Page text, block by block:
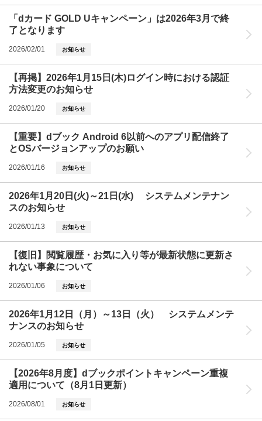
「dカード GOLD Uキャンペーン」は2026年3月で終
了となります
2026/02/01 お知らせ
【再掲】2026年1月15日(木)ログイン時における認証
方法変更のお知らせ
2026/01/20 お知らせ
【重要】dブック Android 6以前へのアプリ配信終了
とOSバージョンアップのお願い
2026/01/16 お知らせ
2026年1月20日(火)～21日(水) システムメンテナン
スのお知らせ
2026/01/13 お知らせ
【復旧】閲覧履歴・お気に入り等が最新状態に更新さ
れない事象について
2026/01/06 お知らせ
2026年1月12日（月）～13日（火） システムメンテ
ナンスのお知らせ
2026/01/05 お知らせ
【2026年8月度】dブックポイントキャンペーン重複
適用について（8月1日更新）
2026/08/01 お知らせ